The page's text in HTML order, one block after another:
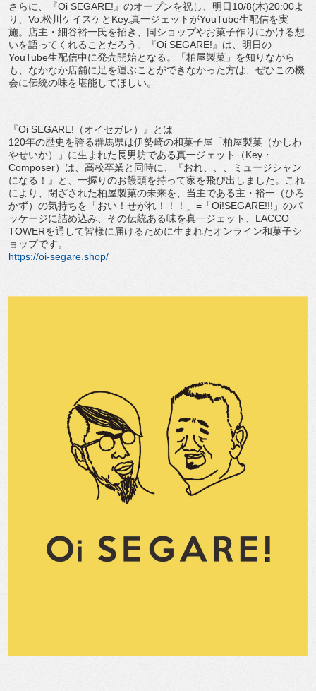
さらに、『Oi SEGARE!』のオープンを祝し、明日10/8(木)20:00よ
り、Vo.松川ケイスケとKey.真一ジェットがYouTube生配信を実
施。店主・細谷裕一氏を招き、同ショップやお菓子作りにかける想
いを語ってくれることだろう。『Oi SEGARE!』は、明日の
YouTube生配信中に発売開始となる。「柏屋製菓」を知りながら
も、なかなか店舗に足を運ぶことができなかった方は、ぜひこの機
会に伝統の味を堪能してほしい。
『Oi SEGARE!（オイセガレ）』とは
120年の歴史を誇る群馬県は伊勢崎の和菓子屋「柏屋製菓（かしわ
やせいか）」に生まれた長男坊である真一ジェット（Key・
Composer）は、高校卒業と同時に、『おれ、、、ミュージシャン
になる！』と、一握りのお饅頭を持って家を飛び出しました。これ
により、閉ざされた柏屋製菓の未来を、当主である主・裕一（ひろ
かず）の気持ちを「おい！せがれ！！！」=「Oi!SEGARE!!!」のパ
ッケージに詰め込み、その伝統ある味を真一ジェット、LACCO
TOWERを通して皆様に届けるために生まれたオンライン和菓子シ
ョップです。
https://oi-segare.shop/